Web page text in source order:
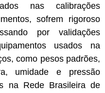
nas calibrações
sofrem rigoroso
por validações
usados na
como pesos padrões,
umidade e pressão
na Rede Brasileira de